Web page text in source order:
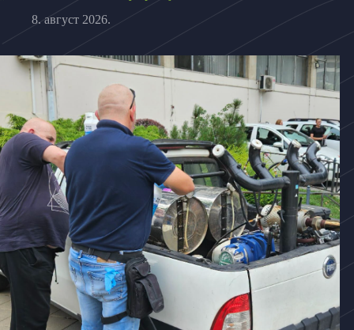
8. август 2026.